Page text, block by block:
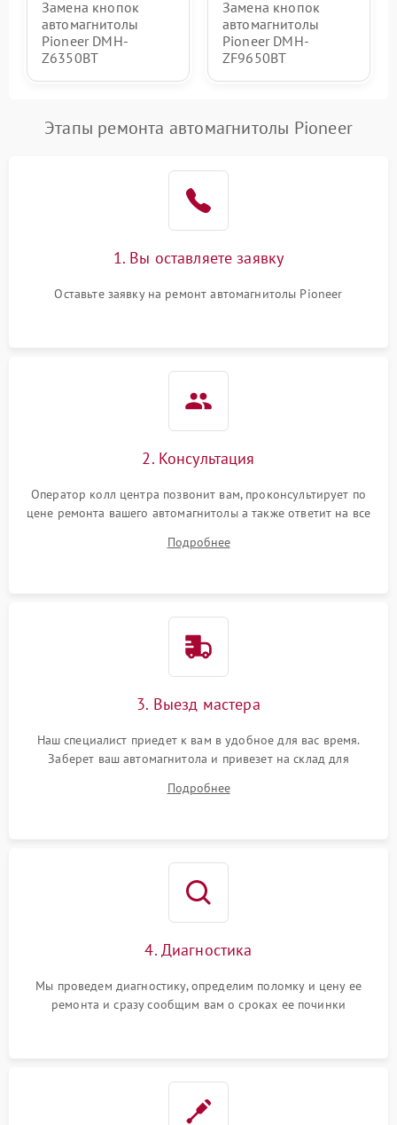
Замена кнопок
автомагнитолы
Pioneer DMH-
Z6350BT
Замена кнопок
автомагнитолы
Pioneer DMH-
ZF9650BT
Этапы ремонта автомагнитолы Pioneer
1. Вы оставляете заявку
Оставьте заявку на ремонт автомагнитолы Pioneer
2. Консультация
Оператор колл центра позвонит вам, проконсультирует по
цене ремонта вашего автомагнитолы а также ответит на все
Подробнее
3. Выезд мастера
Наш специалист приедет к вам в удобное для вас время.
Заберет ваш автомагнитола и привезет на склад для
Подробнее
4. Диагностика
Мы проведем диагностику, определим поломку и цену ее
ремонта и сразу сообщим вам о сроках ее починки